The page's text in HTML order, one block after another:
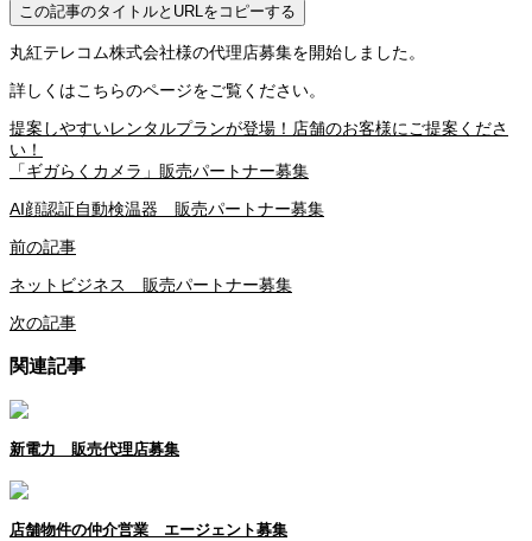
この記事のタイトルとURLをコピーする
丸紅テレコム株式会社様の代理店募集を開始しました。
詳しくはこちらのページをご覧ください。
提案しやすいレンタルプランが登場！店舗のお客様にご提案くださ
い！
「ギガらくカメラ」販売パートナー募集
AI顔認証自動検温器 販売パートナー募集
前の記事
ネットビジネス 販売パートナー募集
次の記事
関連記事
新電力 販売代理店募集
店舗物件の仲介営業 エージェント募集